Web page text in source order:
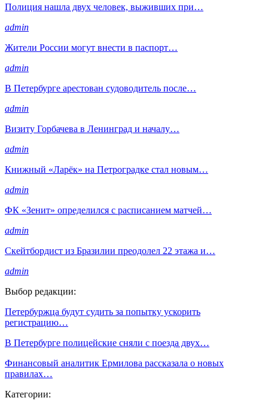
Полиция нашла двух человек, выживших при…
admin
Жители России могут внести в паспорт…
admin
В Петербурге арестован судоводитель после…
admin
Визиту Горбачева в Ленинград и началу…
admin
Книжный «Ларёк» на Петроградке стал новым…
admin
ФК «Зенит» определился с расписанием матчей…
admin
Скейтбордист из Бразилии преодолел 22 этажа и…
admin
Выбор редакции:
Петербуржца будут судить за попытку ускорить
регистрацию…
В Петербурге полицейские сняли с поезда двух…
Финансовый аналитик Ермилова рассказала о новых
правилах…
Категории: